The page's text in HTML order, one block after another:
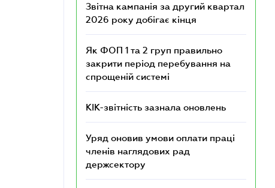
Звітна кампанія за другий квартал
2026 року добігає кінця
Як ФОП 1 та 2 груп правильно
закрити період перебування на
спрощеній системі
КІК-звітність зазнала оновлень
Уряд оновив умови оплати праці
членів наглядових рад
держсектору